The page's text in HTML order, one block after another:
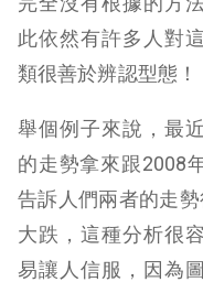
此依然有許多人對
類很善於辨認型態！
舉個例子來說，最
的走勢拿來跟2008
告訴人們兩者的走
大跌，這種分析很
易讓人信服，因為